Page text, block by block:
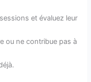
et évaluez leur
ou ne contribue pas à